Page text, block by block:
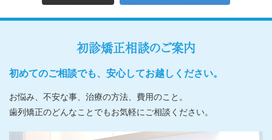
初診矯正相談のご案内
初めてのご相談でも、安心してお越しください。
お悩み、不安な事、治療の方法、費用のこと。
歯列矯正のどんなことでもお気軽にご相談ください。